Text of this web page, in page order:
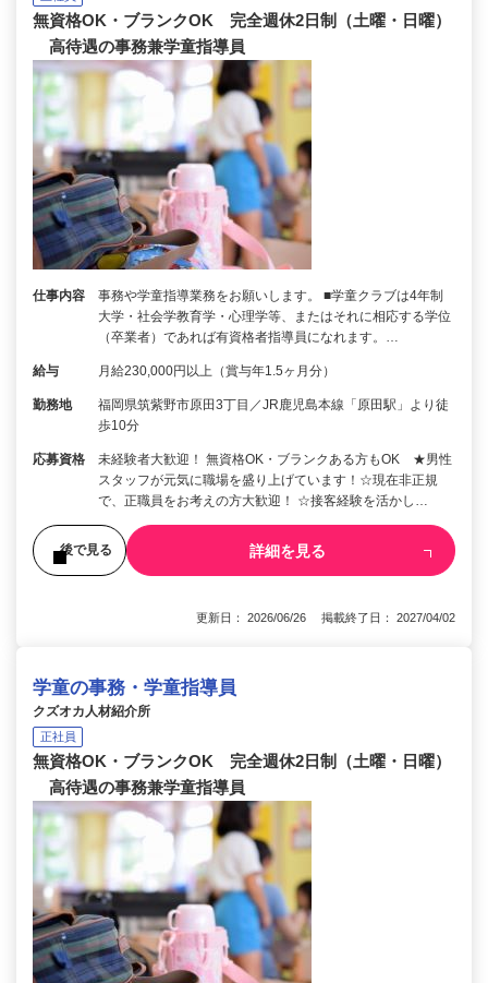
無資格OK・ブランクOK 完全週休2日制（土曜・日曜）
高待遇の事務兼学童指導員
仕事内容
事務や学童指導業務をお願いします。 ■学童クラブは4年制
大学・社会学教育学・心理学等、またはそれに相応する学位
（卒業者）であれば有資格者指導員になれます。…
給与 月給230,000円以上（賞与年1.5ヶ月分）
勤務地
福岡県筑紫野市原田3丁目／JR鹿児島本線「原田駅」より徒
歩10分
応募資格
未経験者大歓迎！ 無資格OK・ブランクある方もOK ★男性
スタッフが元気に職場を盛り上げています！☆現在非正規
で、正職員をお考えの方大歓迎！ ☆接客経験を活かし…
後で見る 詳細を見る
更新日： 2026/06/26 掲載終了日： 2027/04/02
学童の事務・学童指導員
クズオカ人材紹介所
正社員
無資格OK・ブランクOK 完全週休2日制（土曜・日曜）
高待遇の事務兼学童指導員